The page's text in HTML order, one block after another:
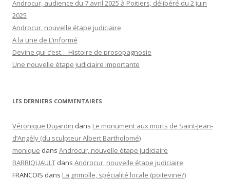
Androcur, audience du 7 avril 2025 à Poitiers, délibéré du 2 juin
2025
Androcur, nouvelle étape judiciaire
A la une de L’informé
Devine qui c’est… Histoire de prosopagnosie
Une nouvelle étape judiciaire importante
LES DERNIERS COMMENTAIRES
Véronique Dujardin dans Le monument aux morts de Saint-Jean-
d’Angély (du sculpteur Albert Bartholomé)
monique dans Androcur, nouvelle étape judiciaire
BARRIQUAULT dans Androcur, nouvelle étape judiciaire
FRANCOIS dans La grimolle, spécialité locale (poitevine?)